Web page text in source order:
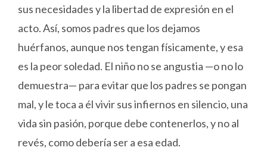
sus necesidades y la libertad de expresión en el
acto. Así, somos padres que los dejamos
huérfanos, aunque nos tengan físicamente, y esa
es la peor soledad. El niño no se angustia —o no lo
demuestra— para evitar que los padres se pongan
mal, y le toca a él vivir sus infiernos en silencio, una
vida sin pasión, porque debe contenerlos, y no al
revés, como debería ser a esa edad.